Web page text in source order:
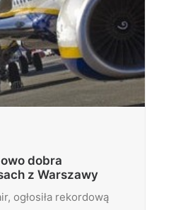
dobra
z Warszawy
ogłosiła rekordową